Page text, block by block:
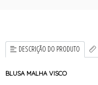
DESCRIÇÃO DO PRODUTO
BLUSA MALHA VISCO